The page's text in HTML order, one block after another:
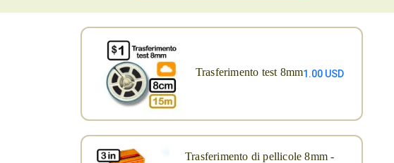
Trasferimento test 8mm1.00 USD
Trasferimento di pellicole 8mm -